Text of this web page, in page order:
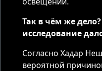
Так в чём же
исследование
Согласно Хадар
вероятной